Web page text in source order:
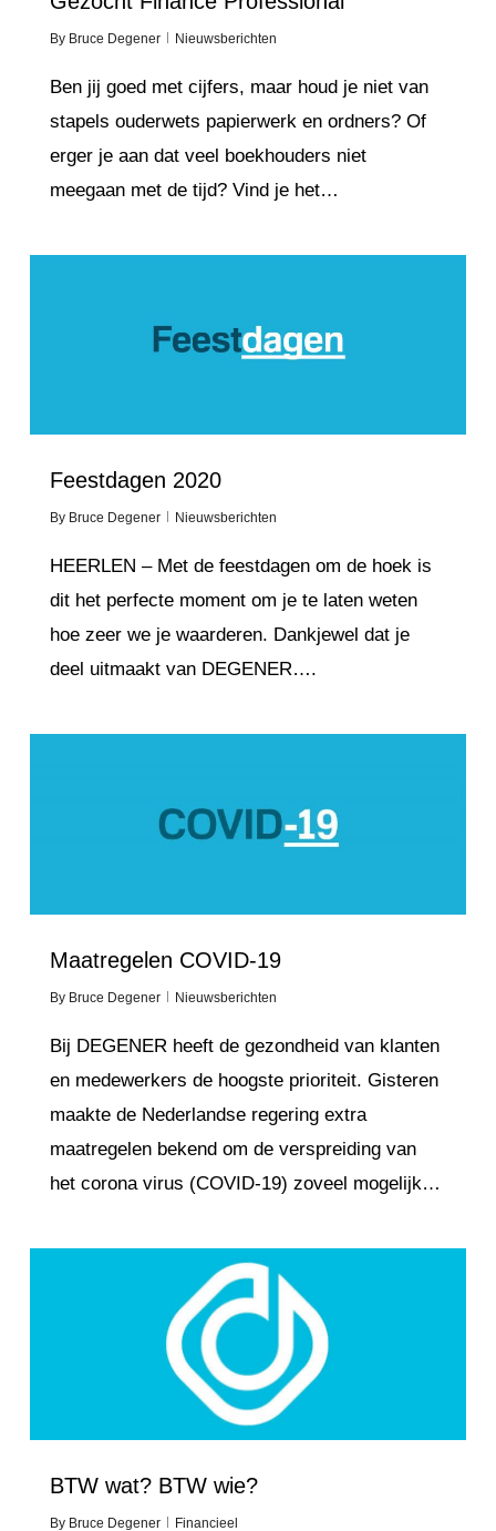
By Bruce Degener Nieuwsberichten
Ben jij goed met cijfers, maar houd je niet van
stapels ouderwets papierwerk en ordners? Of
erger je aan dat veel boekhouders niet
meegaan met de tijd? Vind je het…
Feestdagen 2020
By Bruce Degener Nieuwsberichten
HEERLEN – Met de feestdagen om de hoek is
dit het perfecte moment om je te laten weten
hoe zeer we je waarderen. Dankjewel dat je
deel uitmaakt van DEGENER….
Maatregelen COVID-19
By Bruce Degener Nieuwsberichten
Bij DEGENER heeft de gezondheid van klanten
en medewerkers de hoogste prioriteit. Gisteren
maakte de Nederlandse regering extra
maatregelen bekend om de verspreiding van
het corona virus (COVID-19) zoveel mogelijk…
BTW wat? BTW wie?
By Bruce Degener Financieel